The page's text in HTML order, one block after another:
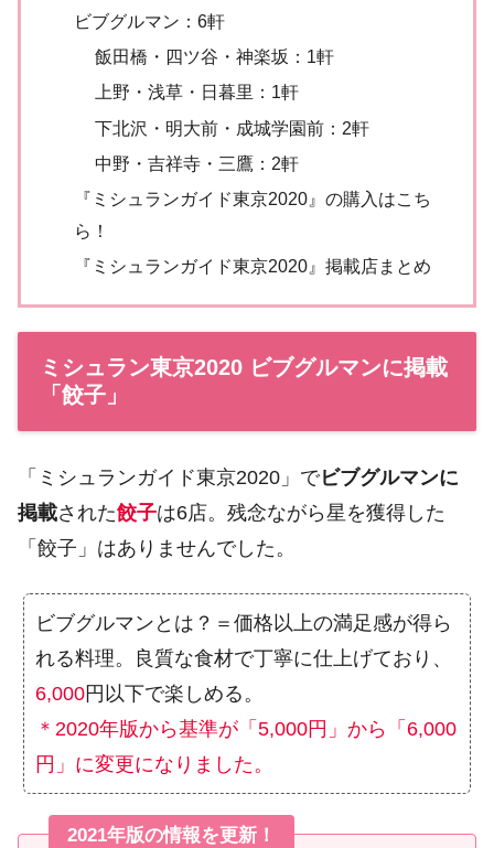
ビブグルマン：6軒
飯田橋・四ツ谷・神楽坂：1軒
上野・浅草・日暮里：1軒
下北沢・明大前・成城学園前：2軒
中野・吉祥寺・三鷹：2軒
『ミシュランガイド東京2020』の購入はこち
ら！
『ミシュランガイド東京2020』掲載店まとめ
ミシュラン東京2020 ビブグルマンに掲載
「餃子」
「ミシュランガイド東京2020」でビブグルマンに
掲載された餃子は6店。残念ながら星を獲得した
「餃子」はありませんでした。
ビブグルマンとは？＝価格以上の満足感が得ら
れる料理。良質な食材で丁寧に仕上げており、
6,000円以下で楽しめる。
＊2020年版から基準が「5,000円」から「6,000
円」に変更になりました。
2021年版の情報を更新！